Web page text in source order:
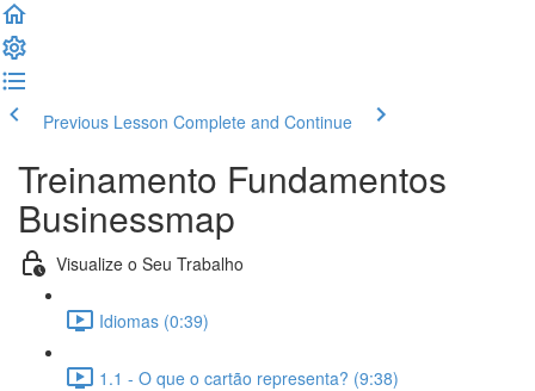
Previous Lesson Complete and Continue
Treinamento Fundamentos
Businessmap
Visualize o Seu Trabalho
Idiomas (0:39)
1.1 - O que o cartão representa? (9:38)